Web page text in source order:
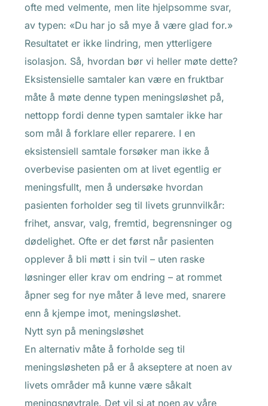
ofte med velmente, men lite hjelpsomme svar,
av typen: «Du har jo så mye å være glad for.»
Resultatet er ikke lindring, men ytterligere
isolasjon. Så, hvordan bør vi heller møte dette?
Eksistensielle samtaler kan være en fruktbar
måte å møte denne typen meningsløshet på,
nettopp fordi denne typen samtaler ikke har
som mål å forklare eller reparere. I en
eksistensiell samtale forsøker man ikke å
overbevise pasienten om at livet egentlig er
meningsfullt, men å undersøke hvordan
pasienten forholder seg til livets grunnvilkår:
frihet, ansvar, valg, fremtid, begrensninger og
dødelighet. Ofte er det først når pasienten
opplever å bli møtt i sin tvil – uten raske
løsninger eller krav om endring – at rommet
åpner seg for nye måter å leve med, snarere
enn å kjempe imot, meningsløshet.
Nytt syn på meningsløshet
En alternativ måte å forholde seg til
meningsløsheten på er å akseptere at noen av
livets områder må kunne være såkalt
meningsnøytrale. Det vil si at noen av våre